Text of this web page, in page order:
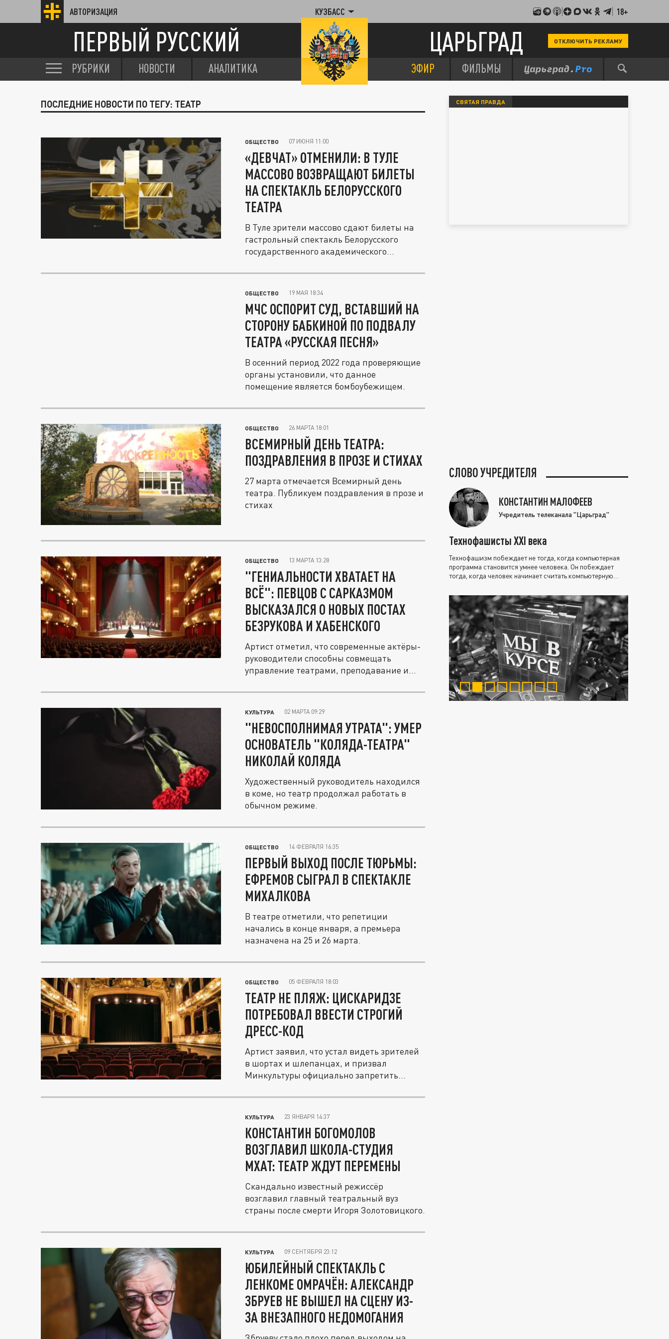
АВТОРИЗАЦИЯ КУЗБАСС 18+
ПЕРВЫЙ РУССКИЙ ЦАРЬГРАД ОТКЛЮЧИТЬ РЕКЛАМУ
РУБРИКИ НОВОСТИ АНАЛИТИКА ЭФИР ФИЛЬМЫ
ПОСЛЕДНИЕ НОВОСТИ ПО ТЕГУ: ТЕАТР
ОБЩЕСТВО 07 ИЮНЯ 11:00
«ДЕВЧАТ» ОТМЕНИЛИ: В ТУЛЕ
МАССОВО ВОЗВРАЩАЮТ БИЛЕТЫ
НА СПЕКТАКЛЬ БЕЛОРУССКОГО
ТЕАТРА
В Туле зрители массово сдают билеты на
гастрольный спектакль Белорусского
государственного академического...
ОБЩЕСТВО 19 МАЯ 18:34
МЧС ОСПОРИТ СУД, ВСТАВШИЙ НА
СТОРОНУ БАБКИНОЙ ПО ПОДВАЛУ
ТЕАТРА «РУССКАЯ ПЕСНЯ»
В осенний период 2022 года проверяющие
органы установили, что данное
помещение является бомбоубежищем.
ОБЩЕСТВО 26 МАРТА 18:01
ВСЕМИРНЫЙ ДЕНЬ ТЕАТРА:
ПОЗДРАВЛЕНИЯ В ПРОЗЕ И СТИХАХ
27 марта отмечается Всемирный день
театра. Публикуем поздравления в прозе и
стихах
ОБЩЕСТВО 13 МАРТА 13:28
"ГЕНИАЛЬНОСТИ ХВАТАЕТ НА
ВСЁ": ПЕВЦОВ С САРКАЗМОМ
ВЫСКАЗАЛСЯ О НОВЫХ ПОСТАХ
БЕЗРУКОВА И ХАБЕНСКОГО
Артист отметил, что современные актёры-
руководители способны совмещать
управление театрами, преподавание и...
КУЛЬТУРА 02 МАРТА 09:29
"НЕВОСПОЛНИМАЯ УТРАТА": УМЕР
ОСНОВАТЕЛЬ "КОЛЯДА-ТЕАТРА"
НИКОЛАЙ КОЛЯДА
Художественный руководитель находился
в коме, но театр продолжал работать в
обычном режиме.
ОБЩЕСТВО 14 ФЕВРАЛЯ 16:35
ПЕРВЫЙ ВЫХОД ПОСЛЕ ТЮРЬМЫ:
ЕФРЕМОВ СЫГРАЛ В СПЕКТАКЛЕ
МИХАЛКОВА
В театре отметили, что репетиции
начались в конце января, а премьера
назначена на 25 и 26 марта.
ОБЩЕСТВО 05 ФЕВРАЛЯ 18:03
ТЕАТР НЕ ПЛЯЖ: ЦИСКАРИДЗЕ
ПОТРЕБОВАЛ ВВЕСТИ СТРОГИЙ
ДРЕСС-КОД
Артист заявил, что устал видеть зрителей
в шортах и шлепанцах, и призвал
Минкультуры официально запретить...
КУЛЬТУРА 23 ЯНВАРЯ 14:37
КОНСТАНТИН БОГОМОЛОВ
ВОЗГЛАВИЛ ШКОЛА-СТУДИЯ
МХАТ: ТЕАТР ЖДУТ ПЕРЕМЕНЫ
Скандально известный режиссёр
возглавил главный театральный вуз
страны после смерти Игоря Золотовицкого.
КУЛЬТУРА 09 СЕНТЯБРЯ 23:12
ЮБИЛЕЙНЫЙ СПЕКТАКЛЬ С
ЛЕНКОМЕ ОМРАЧЁН: АЛЕКСАНДР
ЗБРУЕВ НЕ ВЫШЕЛ НА СЦЕНУ ИЗ-
ЗА ВНЕЗАПНОГО НЕДОМОГАНИЯ
СВЯТАЯ ПРАВДА
СЛОВО УЧРЕДИТЕЛЯ
КОНСТАНТИН МАЛОФЕЕВ
Учредитель телеканала "Царьград"
Технофашисты XXI века
Технофашизм побеждает не тогда, когда компьютерная
программа становится умнее человека. Он побеждает
тогда, когда человек начинает считать компьютерную